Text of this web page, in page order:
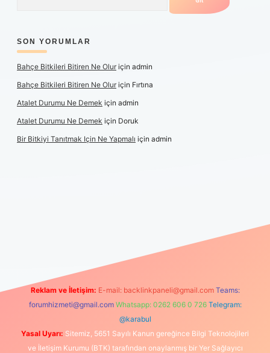
SON YORUMLAR
Bahçe Bitkileri Bitiren Ne Oluriçin admin
Bahçe Bitkileri Bitiren Ne Oluriçin Fırtına
Atalet Durumu Ne Demek için admin
Atalet Durumu Ne Demek için Doruk
Bir Bitkiyi Tanıtmak Için Ne Yapmalı için admin
Reklam ve İletişim: E-mail: backlinkpaneli@gmail.com Teams:
forumhizmeti@gmail.com Whatsapp: 0262 606 0 726 Telegram:
@karabul
Yasal Uyarı: Sitemiz, 5651 Sayılı Kanun gereğince Bilgi Teknolojileri
ve İletişim Kurumu (BTK) tarafından onaylanmış bir Yer Sağlayıcı